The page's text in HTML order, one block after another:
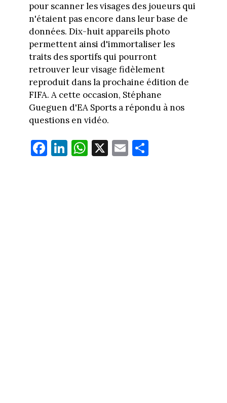
pour scanner les visages des joueurs qui
n'étaient pas encore dans leur base de
données. Dix-huit appareils photo
permettent ainsi d'immortaliser les
traits des sportifs qui pourront
retrouver leur visage fidèlement
reproduit dans la prochaine édition de
FIFA. A cette occasion, Stéphane
Gueguen d'EA Sports a répondu à nos
questions en vidéo.
Fa
ce
Li
nk
W
ha
X E
m
Pa